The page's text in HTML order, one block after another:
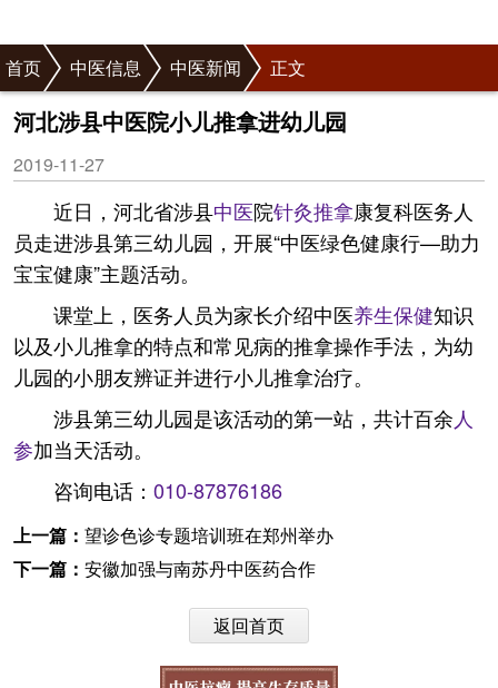
首页 中医信息 中医新闻 正文
河北涉县中医院小儿推拿进幼儿园
2019-11-27
近日，河北省涉县中医院针灸推拿康复科医务人
员走进涉县第三幼儿园，开展“中医绿色健康行—助力
宝宝健康”主题活动。
课堂上，医务人员为家长介绍中医养生保健知识
以及小儿推拿的特点和常见病的推拿操作手法，为幼
儿园的小朋友辨证并进行小儿推拿治疗。
涉县第三幼儿园是该活动的第一站，共计百余人
参加当天活动。
咨询电话： 010-87876186
上一篇： 望诊色诊专题培训班在郑州举办
下一篇： 安徽加强与南苏丹中医药合作
返回首页